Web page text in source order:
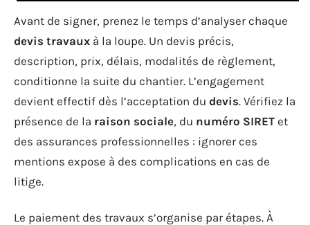
Avant de signer, prenez le temps d’analyser chaque
devis travaux à la loupe. Un devis précis,
description, prix, délais, modalités de règlement,
conditionne la suite du chantier. L’engagement
devient effectif dès l’acceptation du devis. Vérifiez la
présence de la raison sociale, du numéro SIRET et
des assurances professionnelles : ignorer ces
mentions expose à des complications en cas de
litige.
Le paiement des travaux s’organise par étapes. À